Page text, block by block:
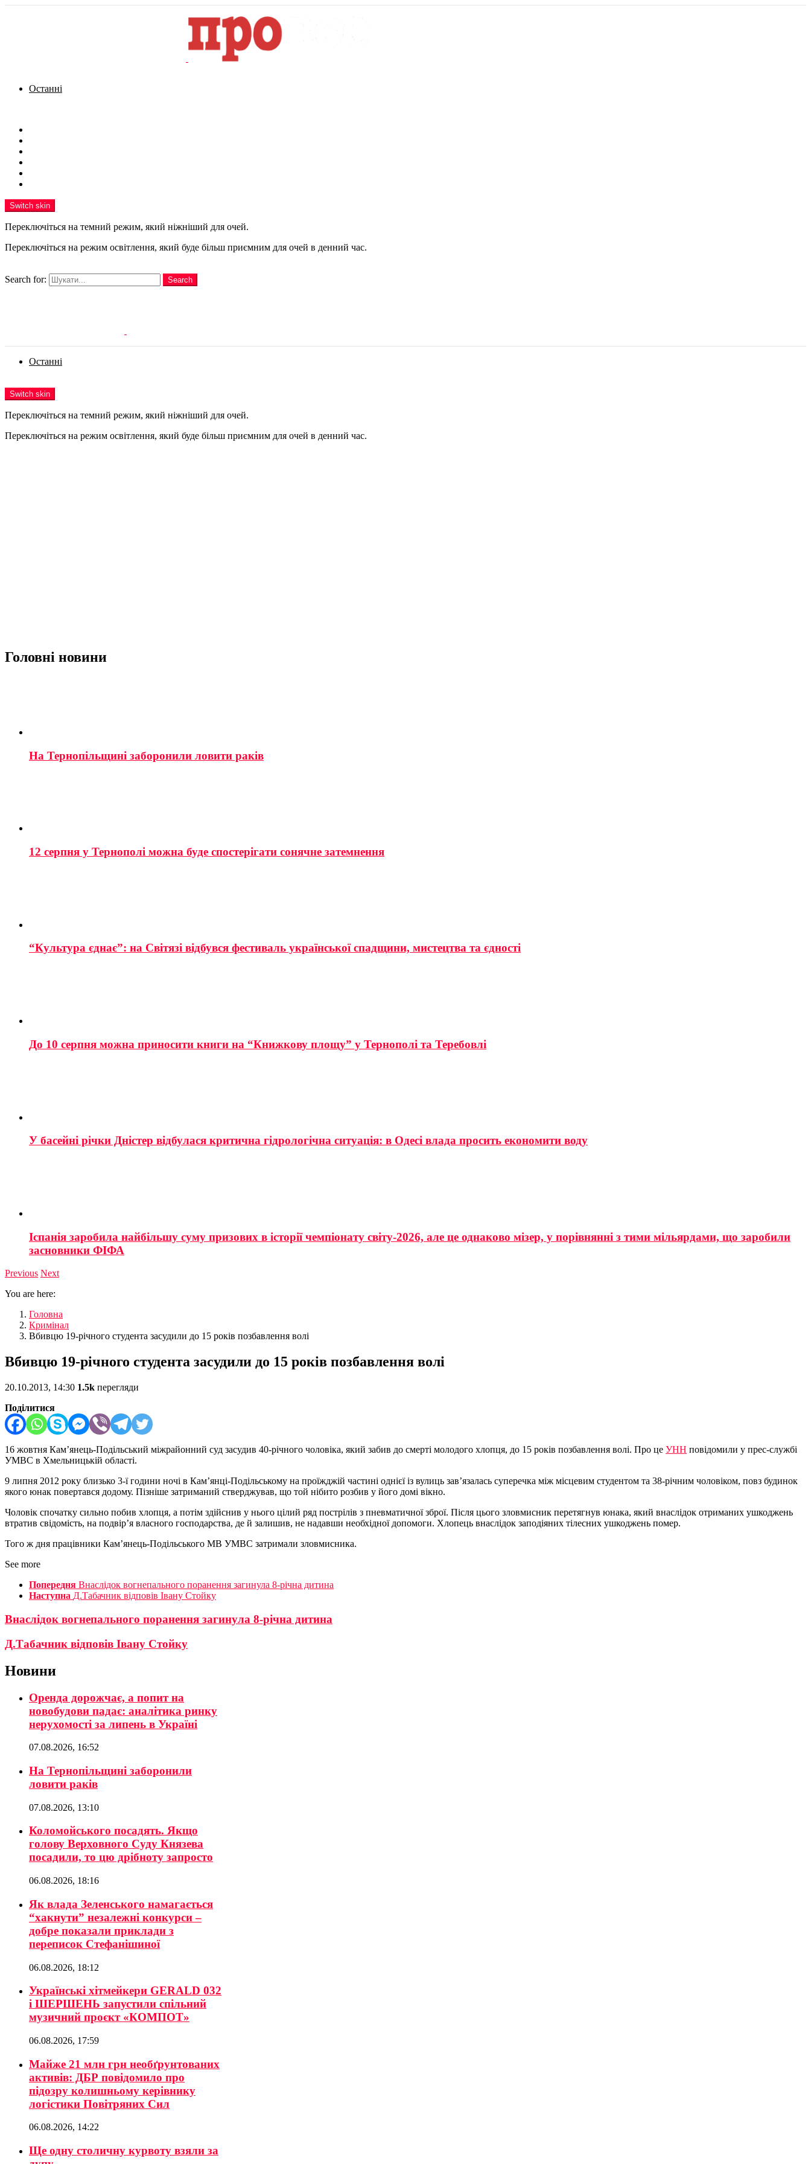
Останні
Switch skin
Переключіться на темний режим, який ніжніший для очей.
Переключіться на режим освітлення, який буде більш приємним для очей в денний час.
Search for:
Search
Останні
Switch skin
Переключіться на темний режим, який ніжніший для очей.
Переключіться на режим освітлення, який буде більш приємним для очей в денний час.
Головні новини
На Тернопільщині заборонили ловити раків
12 серпня у Тернополі можна буде спостерігати сонячне затемнення
“Культура єднає”: на Світязі відбувся фестиваль української спадщини, мистецтва та єдності
До 10 серпня можна приносити книги на “Книжкову площу” у Тернополі та Теребовлі
У басейні річки Дністер відбулася критична гідрологічна ситуація: в Одесі влада просить економити воду
Іспанія заробила найбільшу суму призових в історії чемпіонату світу-2026, але це однаково мізер, у порівнянні з тими мільярдами, що заробили
засновники ФІФА
Previous Next
You are here:
Головна
Кримінал
Вбивцю 19-річного студента засудили до 15 років позбавлення волі
Вбивцю 19-річного студента засудили до 15 років позбавлення волі
20.10.2013, 14:30 1.5k перегляди
Поділитися
16 жовтня Кам’янець-Подільський міжрайонний суд засудив 40-річного чоловіка, який забив до смерті молодого хлопця, до 15 років позбавлення волі. Про це УНН повідомили у прес-службі
УМВС в Хмельницькій області.
9 липня 2012 року близько 3-ї години ночі в Кам’янці-Подільському на проїжджій частині однієї із вулиць зав’язалась суперечка між місцевим студентом та 38-річним чоловіком, повз будинок
якого юнак повертався додому. Пізніше затриманий стверджував, що той нібито розбив у його домі вікно.
Чоловік спочатку сильно побив хлопця, а потім здійснив у нього цілий ряд пострілів з пневматичної зброї. Після цього зловмисник перетягнув юнака, який внаслідок отриманих ушкоджень
втратив свідомість, на подвір’я власного господарства, де й залишив, не надавши необхідної допомоги. Хлопець внаслідок заподіяних тілесних ушкоджень помер.
Того ж дня працівники Кам’янець-Подільського МВ УМВС затримали зловмисника.
See more
Попередня Внаслідок вогнепального поранення загинула 8-річна дитина
Наступна Д.Табачник відповів Івану Стойку
Внаслідок вогнепального поранення загинула 8-річна дитина
Д.Табачник відповів Івану Стойку
Новини
Оренда дорожчає, а попит на
новобудови падає: аналітика ринку
нерухомості за липень в Україні
07.08.2026, 16:52
На Тернопільщині заборонили
ловити раків
07.08.2026, 13:10
Коломойського посадять. Якщо
голову Верховного Суду Князева
посадили, то цю дрібноту запросто
06.08.2026, 18:16
Як влада Зеленського намагається
“хакнути” незалежні конкурси –
добре показали приклади з
переписок Стефанішиної
06.08.2026, 18:12
Українські хітмейкери GERALD 032
і ШЕРШЕНЬ запустили спільний
музичний проєкт «КОМПОТ»
06.08.2026, 17:59
Майже 21 млн грн необґрунтованих
активів: ДБР повідомило про
підозру колишньому керівнику
логістики Повітряних Сил
06.08.2026, 14:22
Ще одну столичну курвоту взяли за